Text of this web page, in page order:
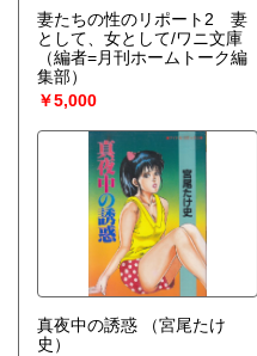
妻たちの性のリポート2 妻
として、女として/ワニ文庫
（編者=月刊ホームトーク編
集部）
￥5,000
真夜中の誘惑
（宮尾たけ
史）